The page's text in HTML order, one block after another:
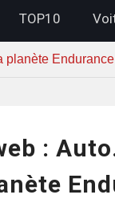
TOP10
planète Endurance
: